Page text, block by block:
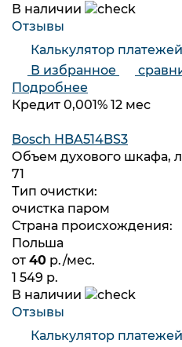
В наличии
Отзывы
Калькулятор
В избранное
Подробнее
Кредит 0,001% 12 мес
Bosch HBA514BS3
Объем духового шкафа,
71
Тип очистки:
очистка паром
Страна происхождения:
Польша
от 40 р./мес.
1 549 р.
В наличии
Отзывы
Калькулятор